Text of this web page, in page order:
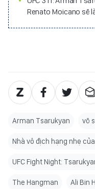
Renato Moicano sẽ
Arman Tsarukyan võ
Nhà vô địch hạng nhẹ của
UFC Fight Night:
The Hangman Ali Bin